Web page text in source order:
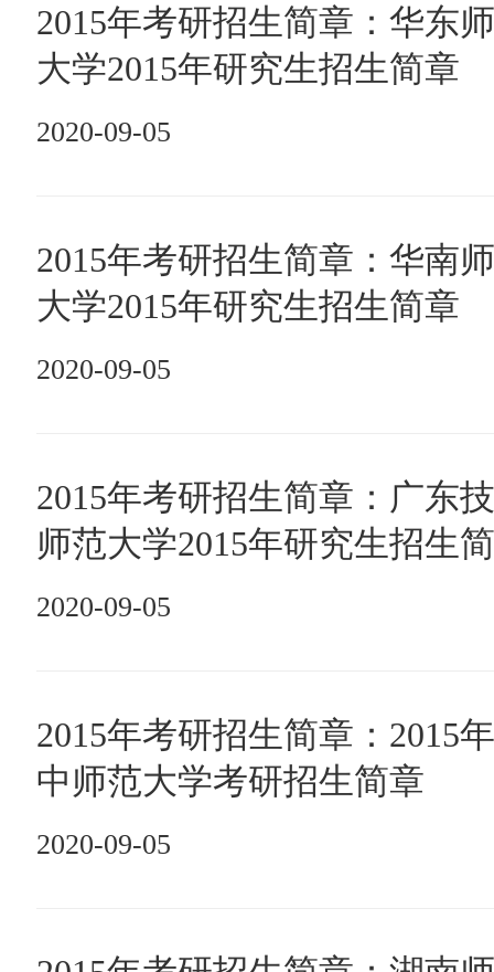
2015年考研招生简章：华东
大学2015年研究生招生简章
2020-09-05
2015年考研招生简章：华南
大学2015年研究生招生简章
2020-09-05
2015年考研招生简章：广东
师范大学2015年研究生招生
2020-09-05
2015年考研招生简章：2015
中师范大学考研招生简章
2020-09-05